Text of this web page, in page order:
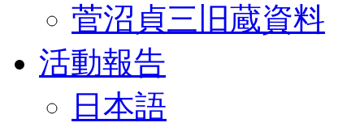
菅沼貞三旧蔵資料
活動報告
日本語